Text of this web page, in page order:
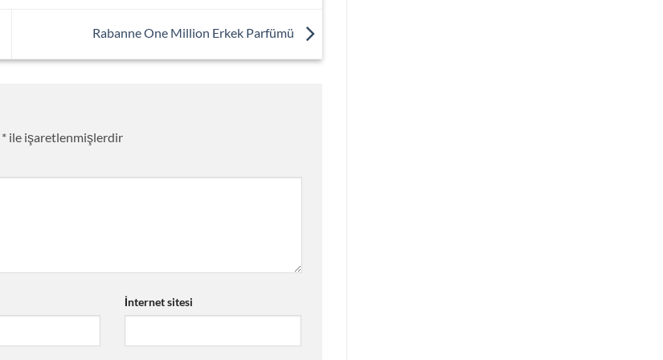
Rabanne One Million Erkek Parfümü
* ile işaretlenmişlerdir
İnternet sitesi